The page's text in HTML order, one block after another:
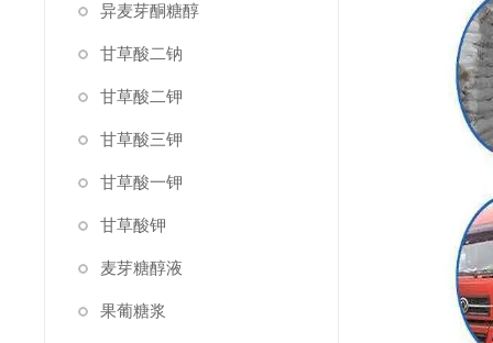
异麦芽酮糖醇
甘草酸二钠
甘草酸二钾
甘草酸三钾
甘草酸一钾
甘草酸钾
麦芽糖醇液
果葡糖浆